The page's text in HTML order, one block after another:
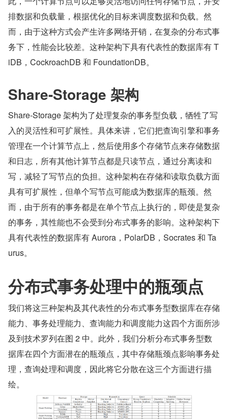
排数据和负载量，根据优化的目标来调度数据和负载。然
而，由于这种方式会产生许多网络开销，在复杂的分布式事
务下，性能会比较差。这种架构下具有代表性的数据库有 T
iDB，CockroachDB 和 FoundationDB。
Share-Storage 架构
Share-Storage 架构为了处理复杂的事务型负载，牺牲了写
入的灵活性和可扩展性。具体来讲，它们把查询引擎和事务
管理在一个计算节点上，然后使用多个存储节点来存储数据
和日志，所有其他计算节点都是只读节点，通过分离读和
写，减轻了写节点的负担。这种架构在存储和读取负载方面
具有可扩展性，但单个写节点可能成为数据库的瓶颈。然
而，由于所有的事务都是在单个节点上执行的，即使是复杂
的事务，其性能也不会受到分布式事务的影响。这种架构下
具有代表性的数据库有 Aurora，PolarDB，Socrates 和 Ta
urus。
分布式事务处理中的瓶颈点
我们将这三种架构及其代表性的分布式事务型数据库在存储
能力、事务处理能力、查询能力和调度能力这四个方面所涉
及到技术罗列在图 2 中。此外，我们分析分布式事务型数
据库在四个方面潜在的瓶颈点，其中存储瓶颈点影响事务处
理，查询处理和调度，因此将它分散在这三个方面进行描
绘。